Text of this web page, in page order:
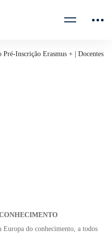
Inscrição Erasmus + | Docentes
do conhecimento, a todos